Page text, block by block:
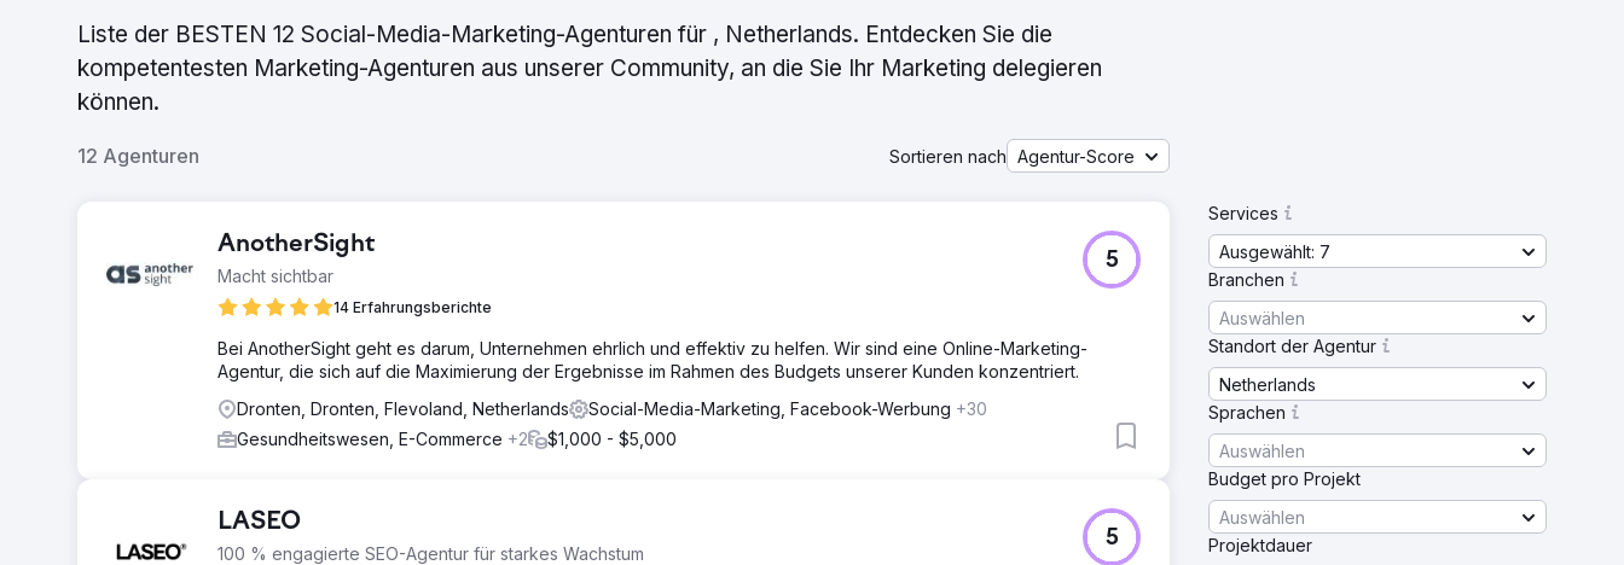
Liste der BESTEN 12 Social-Media-Marketing-Agenturen für , Netherlands. Entdecken Sie die
kompetentesten Marketing-Agenturen aus unserer Community, an die Sie Ihr Marketing delegieren
können.
12 Agenturen Sortieren nach Agentur-Score
AnotherSight
Macht sichtbar
14 Erfahrungsberichte
5
Bei AnotherSight geht es darum, Unternehmen ehrlich und effektiv zu helfen. Wir sind eine Online-Marketing-
Agentur, die sich auf die Maximierung der Ergebnisse im Rahmen des Budgets unserer Kunden konzentriert.
Dronten, Dronten, Flevoland, Netherlands
Social-Media-Marketing, Facebook-Werbung +30
Gesundheitswesen, E-Commerce +2 $1,000 - $5,000
LASEO
100 % engagierte SEO-Agentur für starkes Wachstum
5
Services
Ausgewählt: 7
Branchen
Auswählen
Standort der Agentur
Netherlands
Sprachen
Auswählen
Budget pro Projekt
Auswählen
Projektdauer